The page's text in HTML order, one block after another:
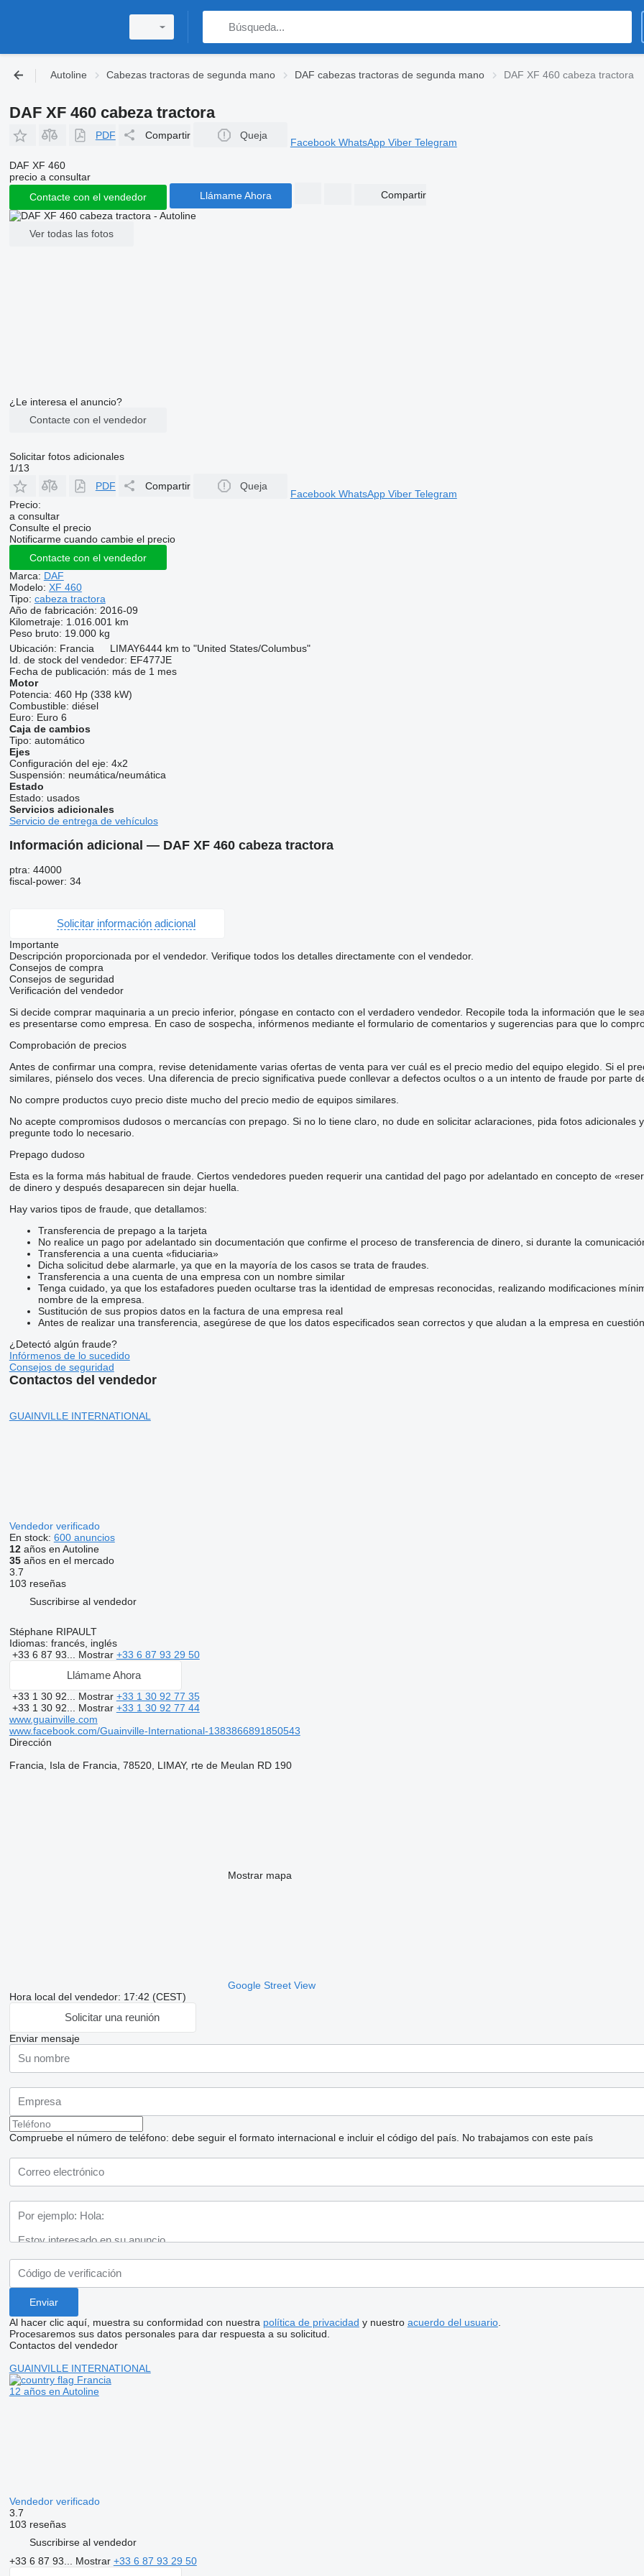
Autoline Cabezas tractoras de segunda mano DAF cabezas tractoras de segunda mano DAF XF 460 cabeza tractora
DAF XF 460 cabeza tractora
PDF Compartir Queja
Facebook WhatsApp Viber Telegram
DAF XF 460
precio a consultar
Contacte con el vendedor
Llámame Ahora Compartir
Ver todas las fotos
¿Le interesa el anuncio?
Contacte con el vendedor
Solicitar fotos adicionales
1/13
PDF
Compartir Queja
Facebook WhatsApp Viber Telegram
Precio:
a consultar
Consulte el precio
Notificarme cuando cambie el precio
Contacte con el vendedor
Marca: DAF
Modelo: XF 460
Tipo: cabeza tractora
Año de fabricación: 2016-09
Kilometraje: 1.016.001 km
Peso bruto: 19.000 kg
Ubicación: Francia LIMAY6444 km to "United States/Columbus"
Id. de stock del vendedor: EF477JE
Fecha de publicación: más de 1 mes
Motor
Potencia: 460 Hp (338 kW)
Combustible: diésel
Euro: Euro 6
Caja de cambios
Tipo: automático
Ejes
Configuración del eje: 4x2
Suspensión: neumática/neumática
Estado
Estado: usados
Servicios adicionales
Servicio de entrega de vehículos
Información adicional — DAF XF 460 cabeza tractora
ptra: 44000
fiscal-power: 34
Solicitar información adicional
Importante
Descripción proporcionada por el vendedor. Verifique todos los detalles directamente con el vendedor.
Consejos de compra
Consejos de seguridad
Verificación del vendedor
Si decide comprar maquinaria a un precio inferior, póngase en contacto con el verdadero vendedor. Recopile toda la información que le
es presentarse como empresa. En caso de sospecha, infórmenos mediante el formulario de comentarios y sugerencias para que lo
Comprobación de precios
Antes de confirmar una compra, revise detenidamente varias ofertas de venta para ver cuál es el precio medio del equipo elegido. Si el
similares, piénselo dos veces. Una diferencia de precio significativa puede conllevar a defectos ocultos o a un intento de fraude por parte
No compre productos cuyo precio diste mucho del precio medio de equipos similares.
No acepte compromisos dudosos o mercancías con prepago. Si no lo tiene claro, no dude en solicitar aclaraciones, pida fotos
pregunte todo lo necesario.
Prepago dudoso
Esta es la forma más habitual de fraude. Ciertos vendedores pueden requerir una cantidad del pago por adelantado en concepto de
de dinero y después desaparecen sin dejar huella.
Hay varios tipos de fraude, que detallamos:
Transferencia de prepago a la tarjeta
No realice un pago por adelantado sin documentación que confirme el proceso de transferencia de dinero, si durante la
Transferencia a una cuenta «fiduciaria»
Dicha solicitud debe alarmarle, ya que en la mayoría de los casos se trata de fraudes.
Transferencia a una cuenta de una empresa con un nombre similar
Tenga cuidado, ya que los estafadores pueden ocultarse tras la identidad de empresas reconocidas, realizando modificaciones
nombre de la empresa.
Sustitución de sus propios datos en la factura de una empresa real
Antes de realizar una transferencia, asegúrese de que los datos especificados sean correctos y que aludan a la empresa en
¿Detectó algún fraude?
Infórmenos de lo sucedido
Consejos de seguridad
Contactos del vendedor
GUAINVILLE INTERNATIONAL
Vendedor verificado
En stock: 600 anuncios
12años en Autoline
35años en el mercado
3.7
103 reseñas
Suscribirse al vendedor
Stéphane RIPAULT
Idiomas: francés, inglés
+33 6 87 93... Mostrar +33 6 87 93 29 50
Llámame Ahora
+33 1 30 92... Mostrar +33 1 30 92 77 35
+33 1 30 92... Mostrar +33 1 30 92 77 44
www.guainville.com
www.facebook.com/Guainville-International-1383866891850543
Dirección
Francia, Isla de Francia, 78520, LIMAY, rte de Meulan RD 190
Mostrar mapa
Google Street View
Hora local del vendedor: 17:42 (CEST)
Solicitar una reunión
Enviar mensaje
Compruebe el número de teléfono: debe seguir el formato internacional e incluir el código del país. No trabajamos con este país
Al hacer clic aquí, muestra su conformidad con nuestra política de privacidad y nuestro acuerdo del usuario.
Procesaremos sus datos personales para dar respuesta a su solicitud.
Contactos del vendedor
GUAINVILLE INTERNATIONAL
Francia
12 años en Autoline
Vendedor verificado
3.7
103 reseñas
Suscribirse al vendedor
+33 6 87 93... Mostrar +33 6 87 93 29 50